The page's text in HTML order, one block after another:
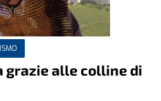
grazie alle colline di